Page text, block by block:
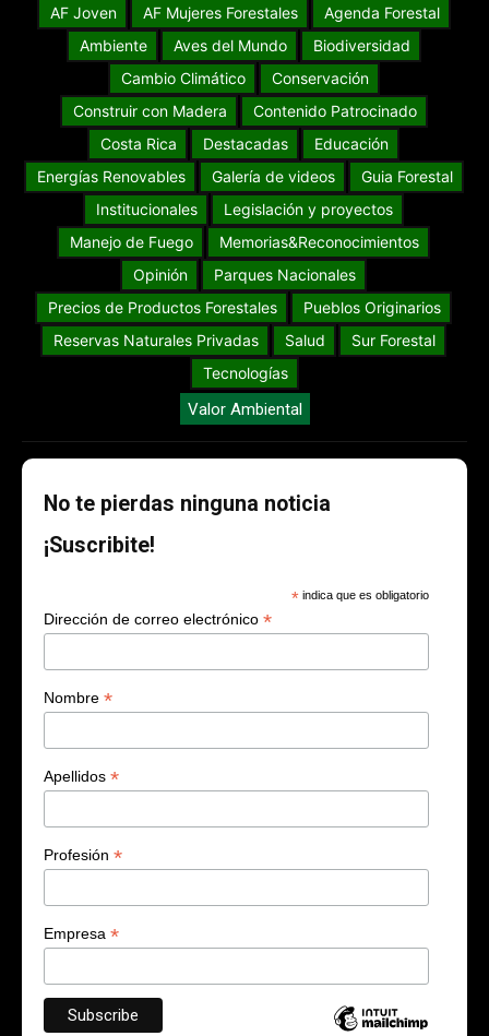
AF Joven AF Mujeres Forestales
Agenda Forestal
Ambiente
Aves del Mundo
Biodiversidad
Cambio Climático
Conservación
Construir con Madera
Contenido Patrocinado
Costa Rica
Destacadas
Educación
Energías Renovables
Galería de videos
Guia Forestal
Institucionales
Legislación y proyectos
Manejo de Fuego
Memorias&Reconocimientos
Opinión
Parques Nacionales
Precios de Productos Forestales
Pueblos Originarios
Reservas Naturales Privadas
Salud
Sur Forestal
Tecnologías
Valor Ambiental
No te pierdas ninguna noticia
¡Suscribite!
* indica que es obligatorio
Dirección de correo electrónico *
Nombre *
Apellidos *
Profesión *
Empresa *